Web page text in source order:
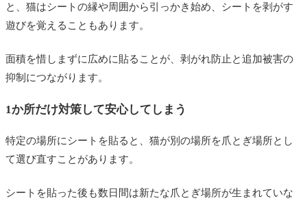
と、猫はシートの縁や周囲から引っかき始め、シートを剥がす
遊びを覚えることもあります。
面積を惜しまずに広めに貼ることが、剥がれ防止と追加被害の
抑制につながります。
1か所だけ対策して安心してしまう
特定の場所にシートを貼ると、猫が別の場所を爪とぎ場所とし
て選び直すことがあります。
シートを貼った後も数日間は新たな爪とぎ場所が生まれていな